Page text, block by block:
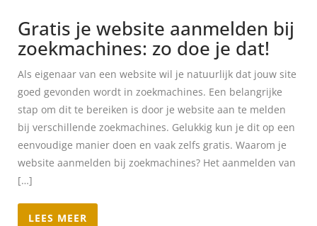
Gratis je website aanmelden bij
zoekmachines: zo doe je dat!
Als eigenaar van een website wil je natuurlijk dat jouw site
goed gevonden wordt in zoekmachines. Een belangrijke
stap om dit te bereiken is door je website aan te melden
bij verschillende zoekmachines. Gelukkig kun je dit op een
eenvoudige manier doen en vaak zelfs gratis. Waarom je
website aanmelden bij zoekmachines? Het aanmelden van
[…]
LEES MEER